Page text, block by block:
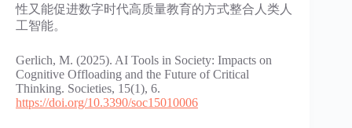
性又能促进数字时代高质量教育的方式整合人类人
工智能。
Gerlich, M. (2025). AI Tools in Society: Impacts on
Cognitive Offloading and the Future of Critical
Thinking. Societies, 15(1), 6.
https://doi.org/10.3390/soc15010006